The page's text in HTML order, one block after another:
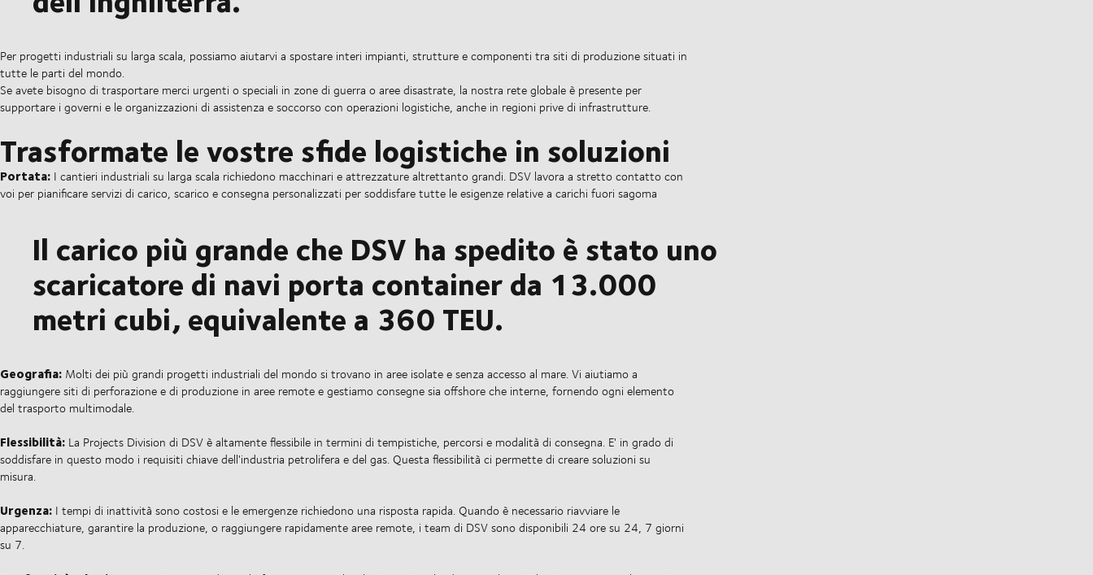
Per progetti industriali su larga scala, possiamo aiutarvi a spostare interi impianti, strutture e componenti tra siti di produzione situati in
tutte le parti del mondo.
Se avete bisogno di trasportare merci urgenti o speciali in zone di guerra o aree disastrate, la nostra rete globale è presente per
supportare i governi e le organizzazioni di assistenza e soccorso con operazioni logistiche, anche in regioni prive di infrastrutture.
Trasformate le vostre sfide logistiche in soluzioni
Portata: I cantieri industriali su larga scala richiedono macchinari e attrezzature altrettanto grandi. DSV lavora a stretto contatto con
voi per pianificare servizi di carico, scarico e consegna personalizzati per soddisfare tutte le esigenze relative a carichi fuori sagoma
Il carico più grande che DSV ha spedito è stato uno
scaricatore di navi porta container da 13.000
metri cubi, equivalente a 360 TEU.
Geografia: Molti dei più grandi progetti industriali del mondo si trovano in aree isolate e senza accesso al mare. Vi aiutiamo a
raggiungere siti di perforazione e di produzione in aree remote e gestiamo consegne sia offshore che interne, fornendo ogni elemento
del trasporto multimodale.
Flessibilità: La Projects Division di DSV è altamente flessibile in termini di tempistiche, percorsi e modalità di consegna. E' in grado di
soddisfare in questo modo i requisiti chiave dell'industria petrolifera e del gas. Questa flessibilità ci permette di creare soluzioni su
misura.
Urgenza: I tempi di inattività sono costosi e le emergenze richiedono una risposta rapida. Quando è necessario riavviare le
apparecchiature, garantire la produzione, o raggiungere rapidamente aree remote, i team di DSV sono disponibili 24 ore su 24, 7 giorni
su 7.